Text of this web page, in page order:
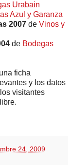
Urabain
Azul y Garanza
2007 de Vinos y
de Bodegas
ficha
y los datos
visitantes
24, 2009